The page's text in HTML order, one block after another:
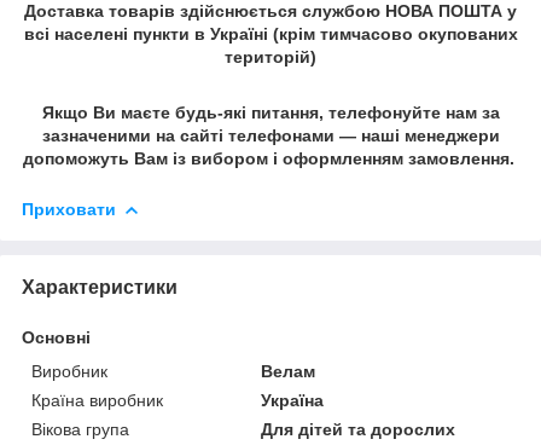
Доставка товарів здійснюється службою НОВА ПОШТА у
всі населені пункти в Україні (крім тимчасово окупованих
територій)
Якщо Ви маєте будь-які питання, телефонуйте нам за
зазначеними на сайті телефонами — наші менеджери
допоможуть Вам із вибором і оформленням замовлення.
Приховати
Характеристики
Основні
Виробник
Велам
Країна виробник
Україна
Вікова група
Для дітей та дорослих